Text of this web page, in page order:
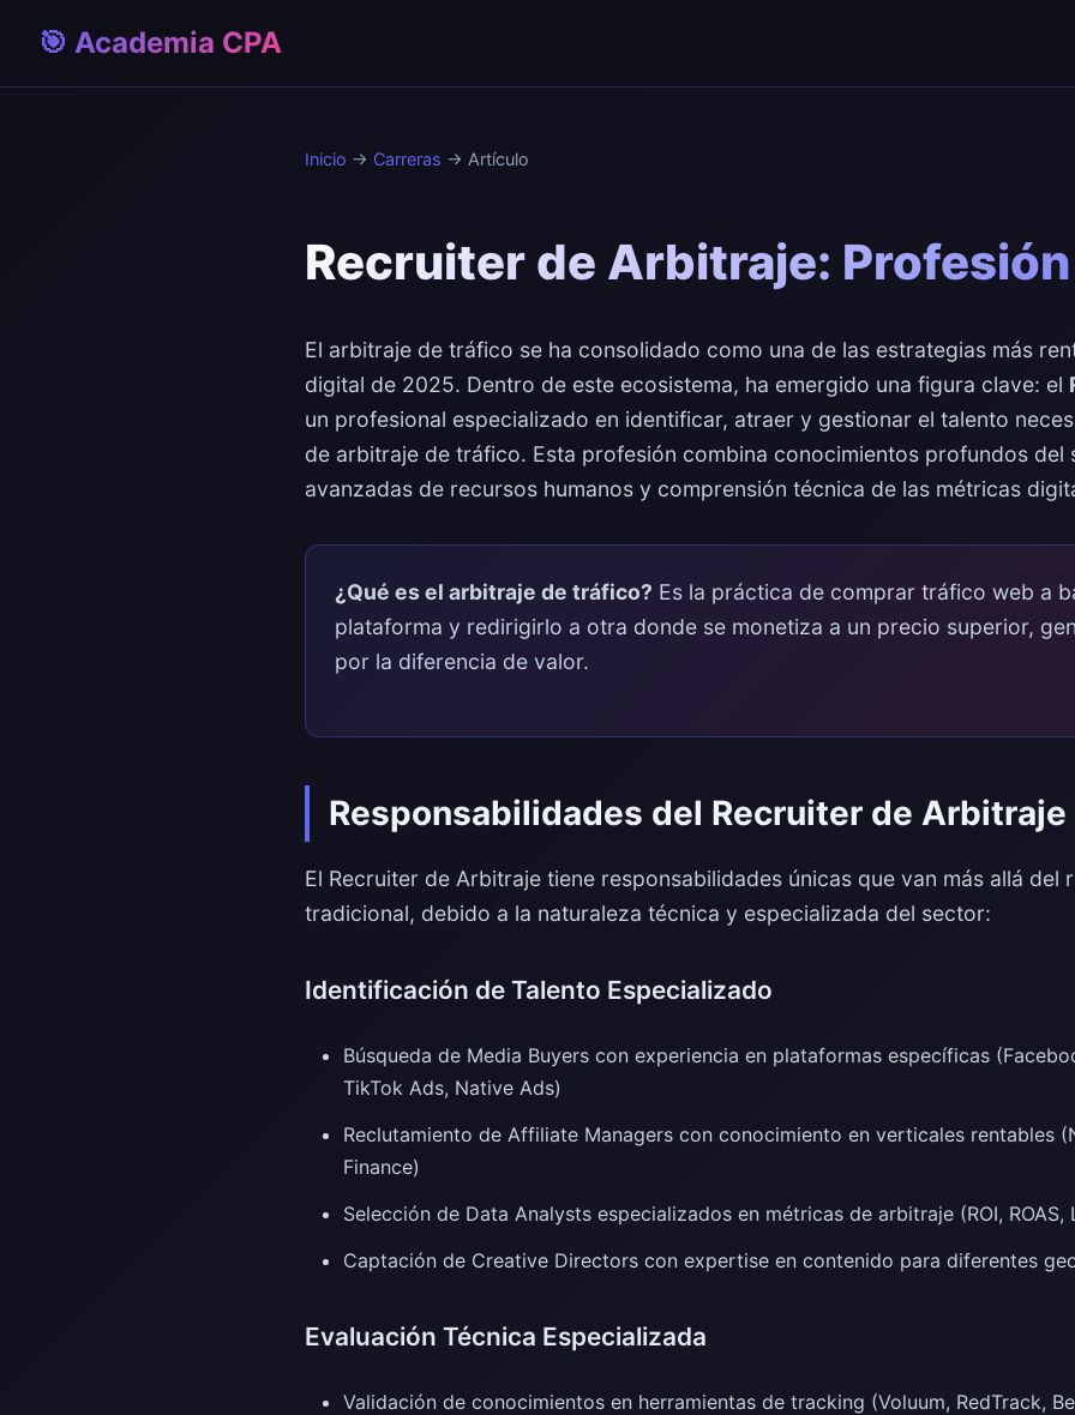
🎯 Academia CPA
Inicio → Carreras → Artículo
Recruiter de Arbitraje: Profesión
El arbitraje de tráfico se ha consolidado como una de las estrategias más
digital de 2025. Dentro de este ecosistema, ha emergido una figura clave: el
un profesional especializado en identificar, atraer y gestionar el talento
de arbitraje de tráfico. Esta profesión combina conocimientos profundos del
avanzadas de recursos humanos y comprensión técnica de las métricas
¿Qué es el arbitraje de tráfico? Es la práctica de comprar tráfico web a
plataforma y redirigirlo a otra donde se monetiza a un precio superior,
por la diferencia de valor.
Responsabilidades del Recruiter de Arbitraje
El Recruiter de Arbitraje tiene responsabilidades únicas que van más allá del
tradicional, debido a la naturaleza técnica y especializada del sector:
Identificación de Talento Especializado
Búsqueda de Media Buyers con experiencia en plataformas específicas
TikTok Ads, Native Ads)
Reclutamiento de Affiliate Managers con conocimiento en verticales rentables
Finance)
Selección de Data Analysts especializados en métricas de arbitraje (ROI, ROAS,
Captación de Creative Directors con expertise en contenido para diferentes
Evaluación Técnica Especializada
Validación de conocimientos en herramientas de tracking (Voluum, RedTrack,